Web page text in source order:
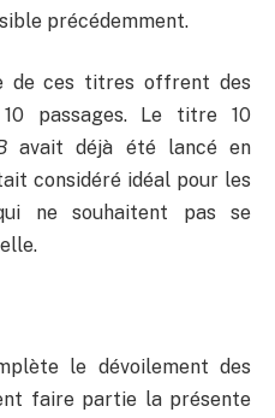
précédemment.
de ces titres offrent des
passages. Le titre 10
avait déjà été lancé en
considéré idéal pour les
ne souhaitent pas se
le dévoilement des
faire partie la présente